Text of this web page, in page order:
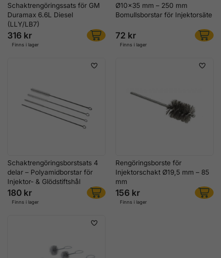
Schaktrengöringssats för GM
Duramax 6.6L Diesel
(LLY/LB7)
316 kr
Finns i lager
Ø10x35 mm – 250 mm
Bomullsborstar för Injektorsäte
72 kr
Finns i lager
Schaktrengöringsborstsats 4
delar – Polyamidborstar för
Injektor- & Glödstiftshål
180 kr
Finns i lager
Rengöringsborste för
Injektorschakt Ø19,5 mm – 85
mm
156 kr
Finns i lager